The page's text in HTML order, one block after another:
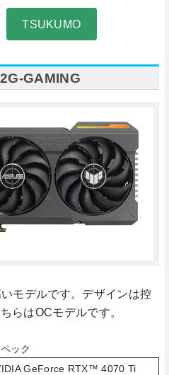
TSUKUMO
GAMING
モデルです。デザインは控
らはOCモデルです。
ック
GeForce RTX™​ 4070 Ti